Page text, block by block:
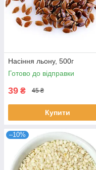
Насіння льону, 500г
Готово до відправки
39 ₴ 45 ₴
Купити
–10%